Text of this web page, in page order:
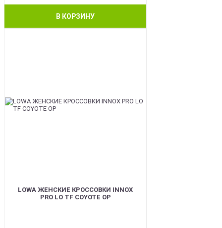
В КОРЗИНУ
LOWA ЖЕНСКИЕ КРОССОВКИ INNOX
PRO LO TF COYOTE OP